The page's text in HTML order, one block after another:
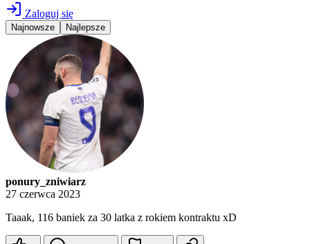
Zaloguj się
Najnowsze Najlepsze
ponury_zniwiarz
27 czerwca 2023
Taaak, 116 baniek za 30 latka z rokiem kontraktu xD